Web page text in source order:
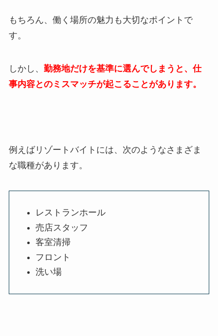
もちろん、働く場所の魅力も大切なポイントで
す。
しかし、 勤務地だけを基準に選んでしまうと、仕
事内容とのミスマッチが起こることがあります。
例えばリゾートバイトには、次のようなさまざま
な職種があります。
レストランホール
売店スタッフ
客室清掃
フロント
洗い場